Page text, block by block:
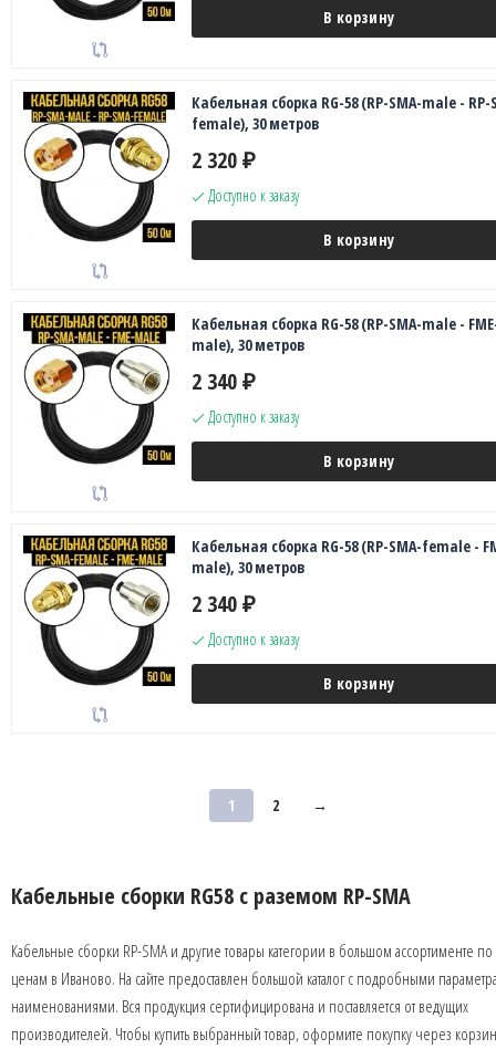
В корзину
Кабельная сборка RG-58 (RP-SMA-male - RP-
female), 30 метров
2 320 ₽
Доступно к заказу
В корзину
Кабельная сборка RG-58 (RP-SMA-male -
male), 30 метров
2 340 ₽
Доступно к заказу
В корзину
Кабельная сборка RG-58 (RP-SMA-female -
male), 30 метров
2 340 ₽
Доступно к заказу
В корзину
1 2 →
Кабельные сборки RG58 с раземом RP-SMA
Кабельные сборки RP-SMA и другие товары категории в большом ассортименте
ценам в Иваново. На сайте предоставлен большой каталог с подробными
наименованиями. Вся продукция сертифицирована и поставляется от ведущих
производителей. Чтобы купить выбранный товар, оформите покупку через